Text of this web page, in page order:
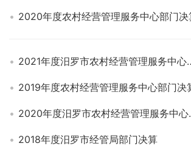
2020年度农村经营管理服务中心部门决
2021年度汨罗
2019年度农村经营管理服务中心部门决
2020年
2018年度汨罗市经管局部门决算